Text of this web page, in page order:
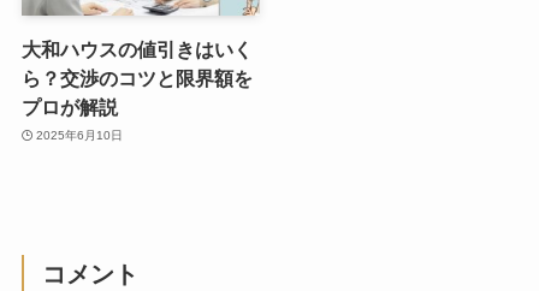
大和ハウスの値引きはいく
ら？交渉のコツと限界額を
プロが解説
2025年6月10日
コメント